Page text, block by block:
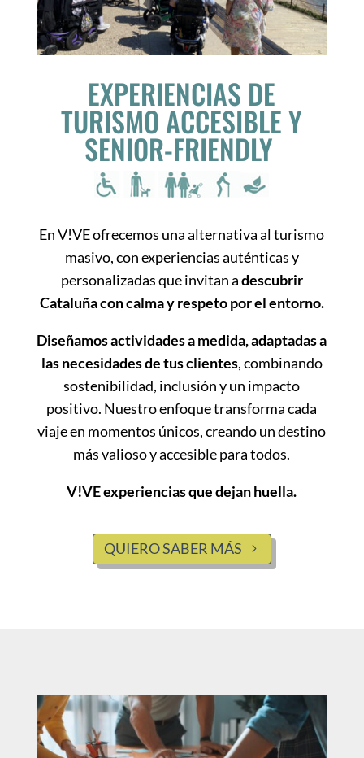
EXPERIENCIAS DE
TURISMO ACCESIBLE Y
SENIOR-FRIENDLY
En V!VE ofrecemos una alternativa al turismo
masivo, con experiencias auténticas y
personalizadas que invitan adescubrir
Cataluña con calma y respeto por el entorno.
Diseñamos actividades a medida, adaptadas a
las necesidades de tus clientes, combinando
sostenibilidad, inclusión y un impacto
positivo. Nuestro enfoque transforma cada
viaje en momentos únicos, creando un destino
más valioso y accesible para todos.
V!VE experiencias que dejan huella.
QUIERO SABER MÁS